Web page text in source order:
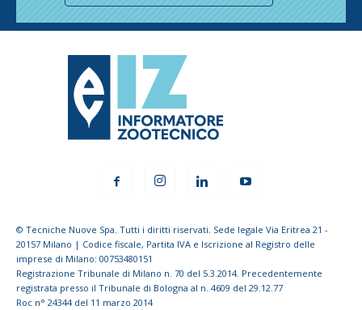
© Tecniche Nuove Spa. Tutti i diritti riservati. Sede legale Via Eritrea 21 -
20157 Milano | Codice fiscale, Partita IVA e Iscrizione al Registro delle
imprese di Milano: 00753480151
Registrazione Tribunale di Milano n. 70 del 5.3.2014. Precedentemente
registrata presso il Tribunale di Bologna al n. 4609 del 29.12.77
Roc n° 24344 del 11 marzo 2014